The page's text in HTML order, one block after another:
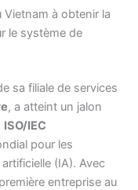
Vietnam à obtenir la
le système de
sa filiale de services
, a atteint un jalon
ISO/IEC
pour les
(IA). Avec
entreprise au